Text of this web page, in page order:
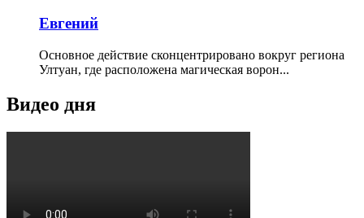
Евгений
Основное действие сконцентрировано вокруг региона
Ултуан, где расположена магическая ворон...
Видео дня